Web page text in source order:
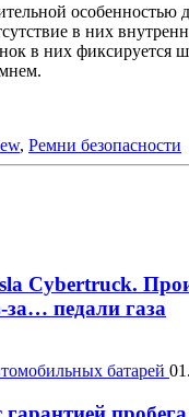
особенностью
в них
в них фиксируется
, Ремни безопасности
Cybertruck.
за… педали газа